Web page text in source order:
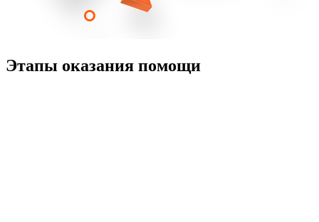
Этапы оказания помощи